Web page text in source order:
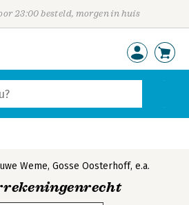
23:00 besteld, morgen in huis
Weme, Gosse Oosterhoff, e.a.